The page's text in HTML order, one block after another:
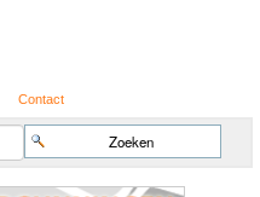
Contact